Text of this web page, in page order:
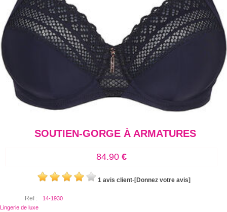
SOUTIEN-GORGE À ARMATURES
84.90€
1 avis client-[Donnez votre avis]
Ref :
14-1930
Lingerie de luxe